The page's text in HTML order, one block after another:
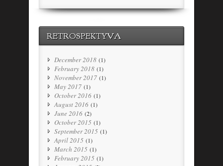
RETROSPEKTYVA
December 2018 (1)
February 2018 (1)
November 2017 (1)
May 2017 (1)
October 2016 (1)
August 2016 (1)
June 2016 (2)
October 2015 (1)
September 2015 (1)
April 2015 (1)
March 2015 (1)
February 2015 (1)